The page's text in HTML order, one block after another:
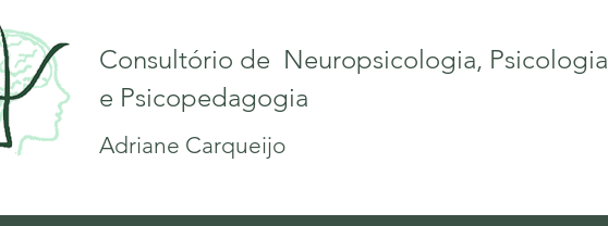
Consultório de Neuropsicologia, Psicologia
e Psicopedagogia
Adriane Carqueijo